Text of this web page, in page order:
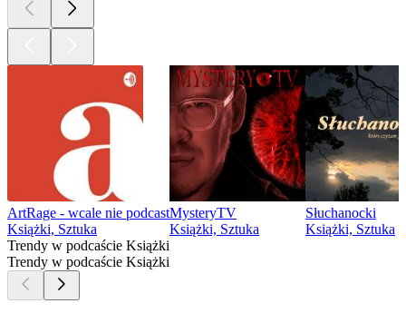
ArtRage - wcale nie podcast
Książki, Sztuka
MysteryTV
Książki, Sztuka
Słuchanocki
Książki, Sztuka
Trendy w podcaście Książki
Trendy w podcaście Książki